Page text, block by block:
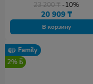
23 200₸ -10%
20 909 ₸
В корзину
Family
2%